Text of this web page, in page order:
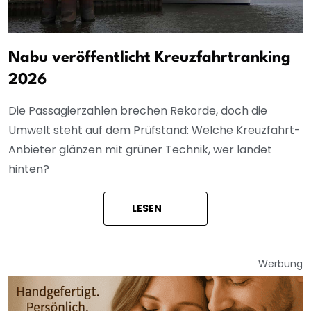
Nabu veröffentlicht Kreuzfahrtranking
2026
Die Passagierzahlen brechen Rekorde, doch die
Umwelt steht auf dem Prüfstand: Welche Kreuzfahrt-
Anbieter glänzen mit grüner Technik, wer landet
hinten?
LESEN
Werbung